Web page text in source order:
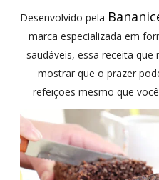
Desenvolvido pela
marca especializada em
saudáveis, essa receita
mostrar que o prazer
refeições mesmo que